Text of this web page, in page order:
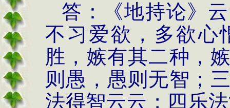
答：《地持论》
不习爱欲，多欲心
胜，嫉有其二种，
则愚，愚则无智；
法得智云云；四乐